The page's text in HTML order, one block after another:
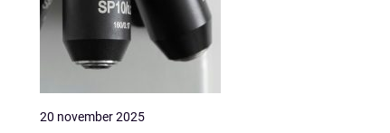
20 november 2025